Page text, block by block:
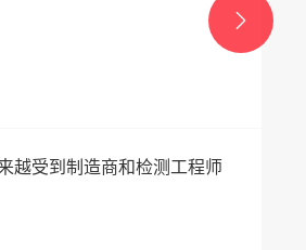
越受到制造商和检测工程师
